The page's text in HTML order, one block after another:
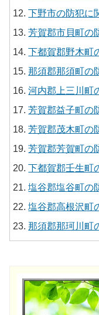
下野市の防犯に
芳賀郡市貝町の
下都賀郡野木
那須郡那須町の
河内郡上三川町
芳賀郡益子町の
芳賀郡茂木町の
芳賀郡芳賀町の
下都賀郡壬生
塩谷郡塩谷町の
塩谷郡高根沢町
那須郡那珂川町